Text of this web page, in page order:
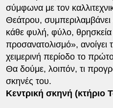
σύμφωνα με τον
Θεάτρου,
κάθε φυλή, φύλο, θρησκεία
προσανατολισμό», ανοίγει
χειμερινή περίοδο το
Θα δούμε, λοιπόν, τι
σκηνές του.
Κεντρική σκηνή (κτήριο